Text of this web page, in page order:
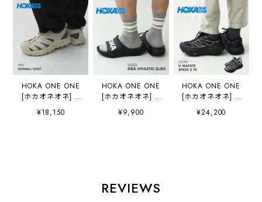
HOKA ONE ONE
[ホカオネオネ] U
HOPARA OTOT
[1123112-otot] ホ
¥18,150
HOKA ONE ONE
[ホカオネオネ] U
ORA ATHLETIC
SLIDE [1155154]
MEN'S/LADY'S
[2026AW]
¥9,900
HOKA ONE ONE
[ホカオネオネ] U
MAFATE SPEED 2
TS [1171891] マ
¥24,200
REVIEWS